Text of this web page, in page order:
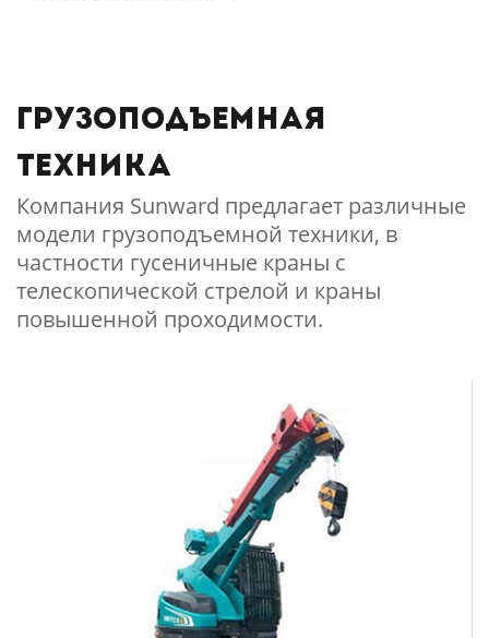
Грузоподъемная
техника
Компания Sunward предлагает различные
модели грузоподъемной техники, в
частности гусеничные краны с
телескопической стрелой и краны
повышенной проходимости.